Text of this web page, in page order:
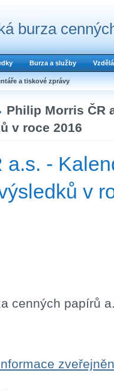
burza
Burza a služby
a tiskové zprávy
Philip Morris ČR
v roce 2016
a.s. -
v
cenných papírů